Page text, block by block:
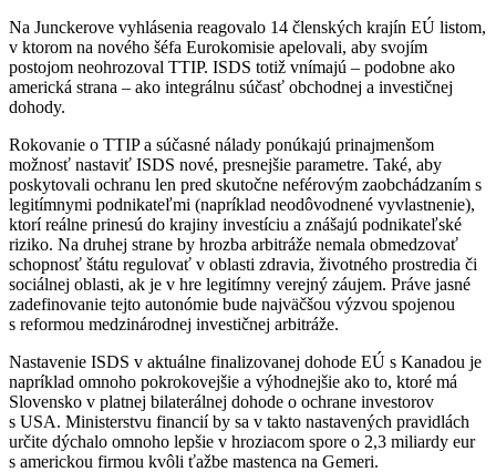
Na Junckerove vyhlásenia reagovalo 14 členských krajín EÚ listom,
v ktorom na nového šéfa Eurokomisie apelovali, aby svojím
postojom neohrozoval TTIP. ISDS totiž vnímajú – podobne ako
americká strana – ako integrálnu súčasť obchodnej a investičnej
dohody.
Rokovanie o TTIP a súčasné nálady ponúkajú prinajmenšom
možnosť nastaviť ISDS nové, presnejšie parametre. Také, aby
poskytovali ochranu len pred skutočne neférovým zaobchádzaním s
legitímnymi podnikateľmi (napríklad neodôvodnené vyvlastnenie),
ktorí reálne prinesú do krajiny investíciu a znášajú podnikateľské
riziko. Na druhej strane by hrozba arbitráže nemala obmedzovať
schopnosť štátu regulovať v oblasti zdravia, životného prostredia či
sociálnej oblasti, ak je v hre legitímny verejný záujem. Práve jasné
zadefinovanie tejto autonómie bude najväčšou výzvou spojenou
s reformou medzinárodnej investičnej arbitráže.
Nastavenie ISDS v aktuálne finalizovanej dohode EÚ s Kanadou je
napríklad omnoho pokrokovejšie a výhodnejšie ako to, ktoré má
Slovensko v platnej bilaterálnej dohode o ochrane investorov
s USA. Ministerstvu financií by sa v takto nastavených pravidlách
určite dýchalo omnoho lepšie v hroziacom spore o 2,3 miliardy eur
s americkou firmou kvôli ťažbe mastenca na Gemeri.